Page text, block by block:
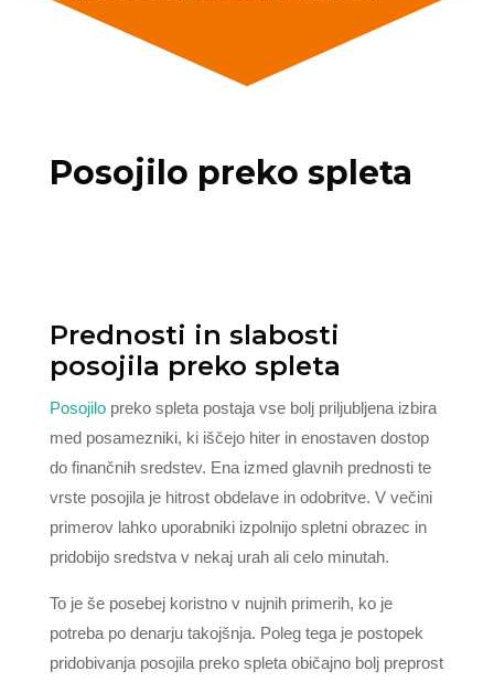
Posojilo preko spleta
Prednosti in slabosti
posojila preko spleta
Posojilopreko spleta postaja vse bolj priljubljena izbira
med posamezniki, ki iščejo hiter in enostaven dostop
do finančnih sredstev. Ena izmed glavnih prednosti te
vrste posojila je hitrost obdelave in odobritve. V večini
primerov lahko uporabniki izpolnijo spletni obrazec in
pridobijo sredstva v nekaj urah ali celo minutah.
To je še posebej koristno v nujnih primerih, ko je
potreba po denarju takojšnja. Poleg tega je postopek
pridobivanja posojila preko spleta običajno bolj preprost